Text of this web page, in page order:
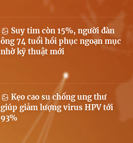
Suy tim còn 15%, người đàn
ông 74 tuổi hồi phục ngoạn mục
nhờ kỹ thuật mới
Kẹo cao su chống ung thư
giúp giảm lượng virus HPV tới
93%